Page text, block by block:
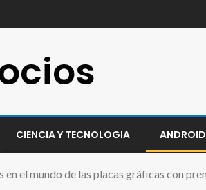
CIENCIA Y TECNOLOGIA ANDROID
en el mundo de las placas gráficas con